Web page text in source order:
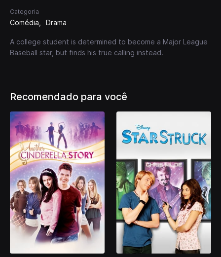
Categoria
Comédia Drama
A college student is determined to become a Major League
Baseball star, but finds his true calling instead.
Recomendado para você